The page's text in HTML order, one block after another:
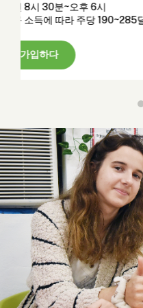
190~285달러